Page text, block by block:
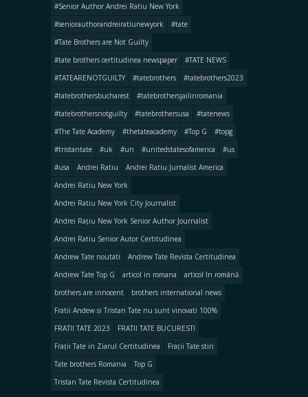
#Senior Author Andrei Ratiu New York
#seniorauthorandreiratiunewyork
#tate
#Tate Brothers are Not Guilty
#tate brothers certitudinea newspaper
#TATE NEWS
#TATEARENOTGUILTY
#tatebrothers
#tatebrothers2023
#tatebrothersbucharest
#tatebrothersjailinromania
#tatebrothersnotguilty
#tatebrothersusa
#tatenews
#The Tate Academy
#thetateacademy #Top G
#topg
#tristantate
#uk #un #unitedstatesofamerica
#us
#usa
Andrei Ratiu
Andrei Ratiu Jurnalist America
Andrei Ratiu New York
Andrei Ratiu New York City Journalist
Andrei Rațiu New York Senior Author Journalist
Andrei Ratiu Senior Autor Certitudinea
Andrew Tate noutati
Andrew Tate Revista Certitudinea
Andrew Tate Top G
articol in romana
articol în română
brothers are innocent
brothers international news
Fratii Andew si Tristan Tate nu sunt vinovati 100%
FRATII TATE 2023
FRATII TATE BUCURESTI
Frații Tate in Ziarul Certitudinea
Frații Tate stiri
Tate brothers Romania
Top G
Tristan Tate Revista Certitudinea